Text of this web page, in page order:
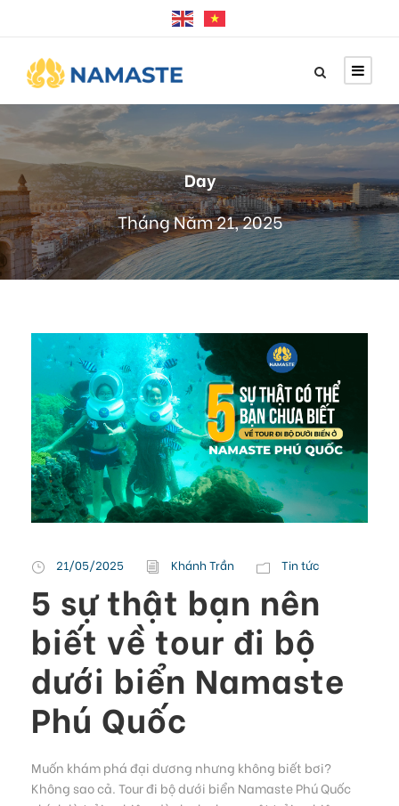
Day
Tháng Năm 21, 2025
21/05/2025 Khánh Trần Tin tức
5 sự thật bạn nên
biết về tour đi bộ
dưới biển Namaste
Phú Quốc
Muốn khám phá đại dương nhưng không biết bơi?
Không sao cả. Tour đi bộ dưới biển Namaste Phú Quốc